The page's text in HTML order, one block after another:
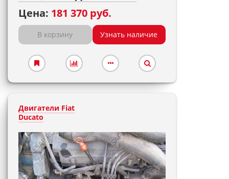
Цена: 181 370 руб.
В корзину Узнать наличие
Двигатели Fiat
Ducato